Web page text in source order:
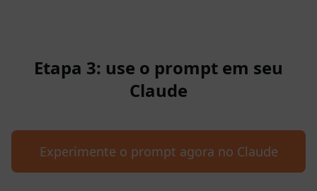
Etapa 3: use o prompt em seu
Claude
Experimente o prompt agora no Claude